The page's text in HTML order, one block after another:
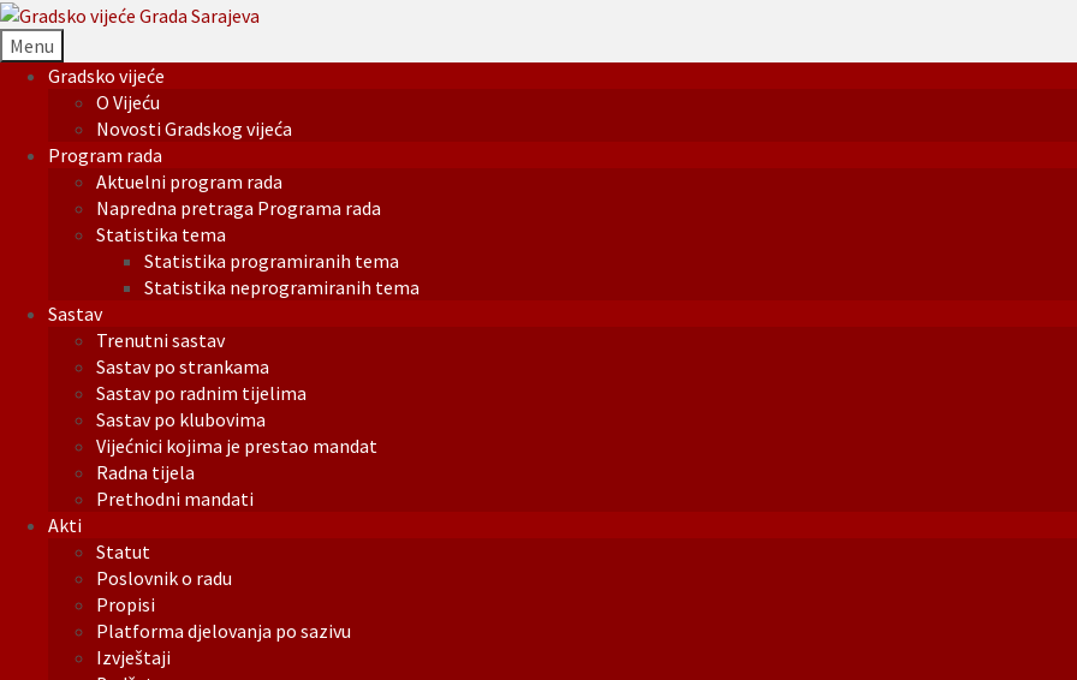
Menu
Gradsko vijeće
O Vijeću
Novosti Gradskog vijeća
Program rada
Aktuelni program rada
Napredna pretraga Programa rada
Statistika tema
Statistika programiranih tema
Statistika neprogramiranih tema
Sastav
Trenutni sastav
Sastav po strankama
Sastav po radnim tijelima
Sastav po klubovima
Vijećnici kojima je prestao mandat
Radna tijela
Prethodni mandati
Akti
Statut
Poslovnik o radu
Propisi
Platforma djelovanja po sazivu
Izvještaji